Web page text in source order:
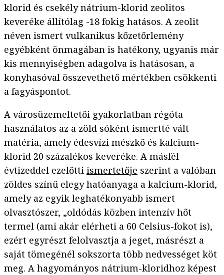
klorid és csekély nátrium-klorid zeolitos
keveréke állítólag -18 fokig hatásos. A zeolit
néven ismert vulkanikus kőzetőrlemény
egyébként önmagában is hatékony, ugyanis már
kis mennyiségben adagolva is hatásosan, a
konyhasóval összevethető mértékben csökkenti
a fagyáspontot.
A városüzemeltetői gyakorlatban régóta
használatos az a zöld sóként ismertté vált
matéria, amely édesvízi mészkő és kalcium-
klorid 20 százalékos keveréke. A másfél
évtizeddel ezelőtti ismertetője szerint a valóban
zöldes színű elegy hatóanyaga a kalcium-klorid,
amely az egyik leghatékonyabb ismert
olvasztószer, „oldódás közben intenzív hőt
termel (ami akár elérheti a 60 Celsius-fokot is),
ezért egyrészt felolvasztja a jeget, másrészt a
saját tömegénél sokszorta több nedvességet köt
meg. A hagyományos nátrium-kloridhoz képest